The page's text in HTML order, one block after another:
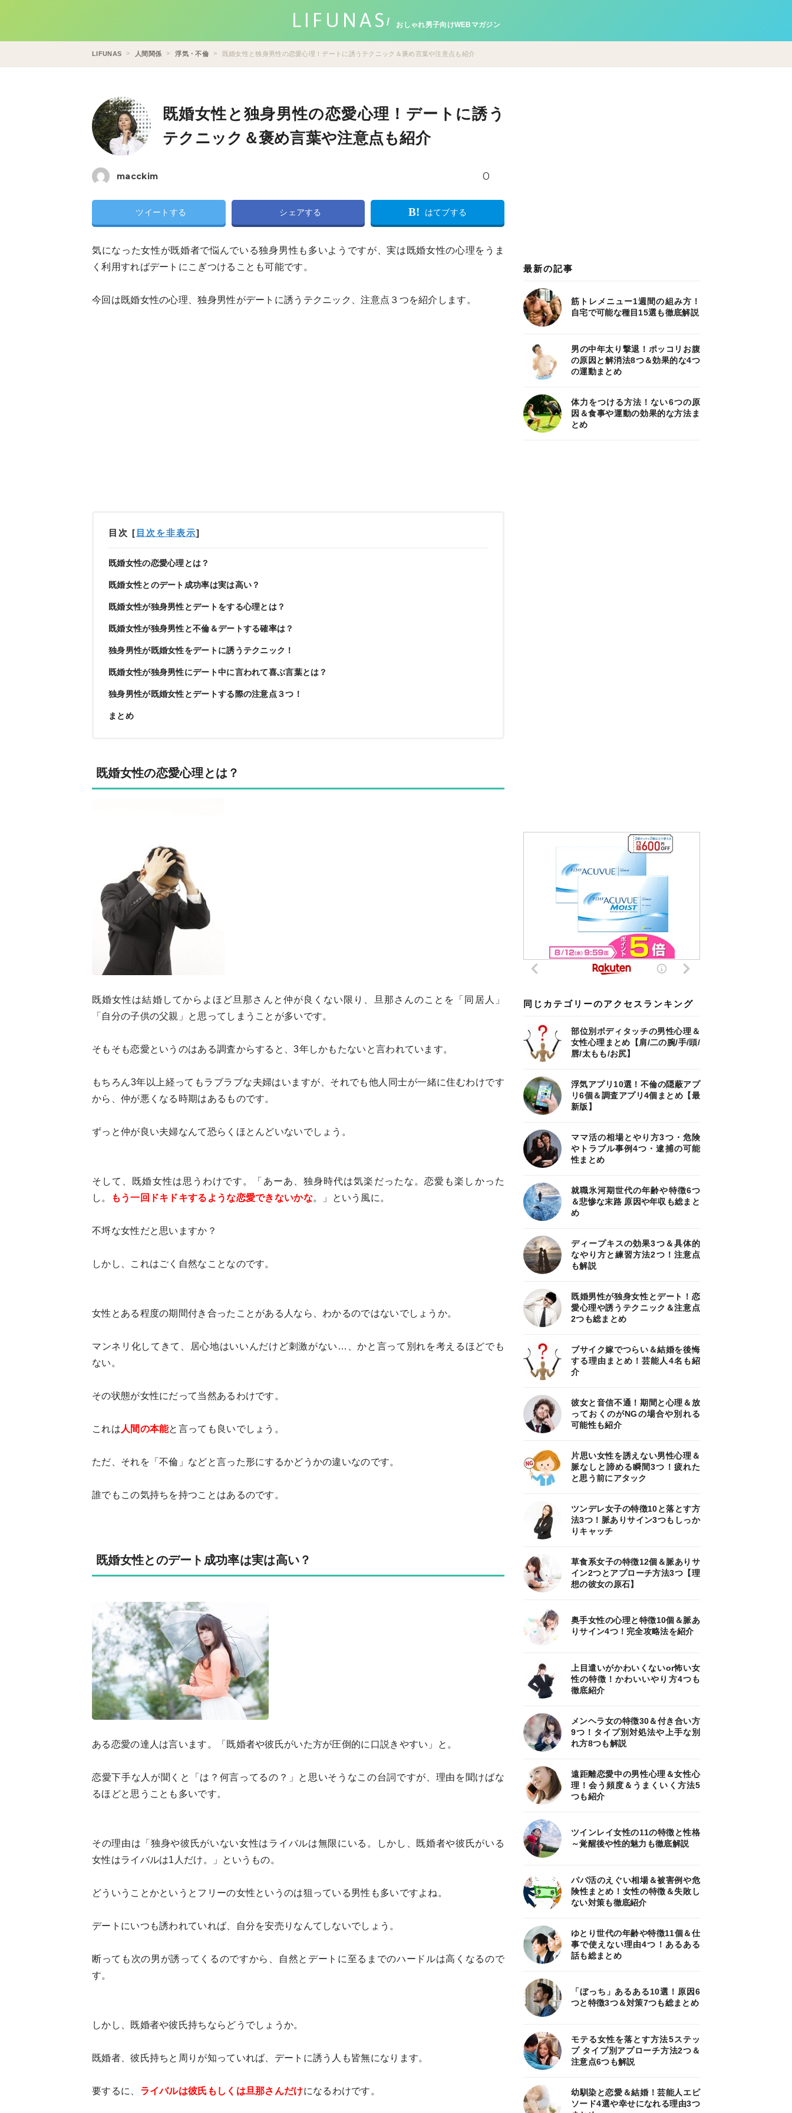
LIFUNAS おしゃれ男子向けWEBマガジン
LIFUNAS 人間関係 浮気・不倫 既婚女性と独身男性の恋愛心理！デートに誘うテクニック＆褒め言葉や注意点も紹介
既婚女性と独身男性の恋愛心理！デートに誘う
テクニック＆褒め言葉や注意点も紹介
macckim 0
ツイートする シェアする B! はてブする
気になった女性が既婚者で悩んでいる独身男性も多いようですが、実は既婚女性の心理をうま
く利用すればデートにこぎつけることも可能です。
今回は既婚女性の心理、独身男性がデートに誘うテクニック、注意点３つを紹介します。
目次 [ 目次を非表示]
既婚女性の恋愛心理とは？
既婚女性とのデート成功率は実は高い？
既婚女性が独身男性とデートをする心理とは？
既婚女性が独身男性と不倫＆デートする確率は？
独身男性が既婚女性をデートに誘うテクニック！
既婚女性が独身男性にデート中に言われて喜ぶ言葉とは？
独身男性が既婚女性とデートする際の注意点３つ！
まとめ
既婚女性の恋愛心理とは？
既婚女性は結婚してからよほど旦那さんと仲が良くない限り、旦那さんのことを「同居人」
「自分の子供の父親」と思ってしまうことが多いです。
そもそも恋愛というのはある調査からすると、3年しかもたないと言われています。
もちろん3年以上経ってもラブラブな夫婦はいますが、それでも他人同士が一緒に住むわけです
から、仲が悪くなる時期はあるものです。
ずっと仲が良い夫婦なんて恐らくほとんどいないでしょう。
そして、既婚女性は思うわけです。「あーあ、独身時代は気楽だったな。恋愛も楽しかった
し。
もう一回ドキドキするような恋愛できないかな。」という風に。
不埒な女性だと思いますか？
しかし、これはごく自然なことなのです。
女性とある程度の期間付き合ったことがある人なら、わかるのではないでしょうか。
マンネリ化してきて、居心地はいいんだけど刺激がない…、かと言って別れを考えるほどでも
ない。
その状態が女性にだって当然あるわけです。
これは 人間の本能と言っても良いでしょう。
ただ、それを「不倫」などと言った形にするかどうかの違いなのです。
誰でもこの気持ちを持つことはあるのです。
既婚女性とのデート成功率は実は高い？
ある恋愛の達人は言います。「既婚者や彼氏がいた方が圧倒的に口説きやすい」と。
恋愛下手な人が聞くと「は？何言ってるの？」と思いそうなこの台詞ですが、理由を聞けばな
るほどと思うことも多いです。
その理由は「独身や彼氏がいない女性はライバルは無限にいる。しかし、既婚者や彼氏がいる
女性はライバルは1人だけ。」というもの。
どういうことかというとフリーの女性というのは狙っている男性も多いですよね。
デートにいつも誘われていれば、自分を安売りなんてしないでしょう。
断っても次の男が誘ってくるのですから、自然とデートに至るまでのハードルは高くなるので
す。
しかし、既婚者や彼氏持ちならどうでしょうか。
既婚者、彼氏持ちと周りが知っていれば、デートに誘う人も皆無になります。
要するに、 ライバルは彼氏もしくは旦那さんだけになるわけです。
最新の記事
筋トレメニュー1週間の組み方！
自宅で可能な種目15選も徹底解説
男の中年太り撃退！ポッコリお腹
の原因と解消法8つ＆効果的な4つ
の運動まとめ
体力をつける方法！ない6つの原
因＆食事や運動の効果的な方法ま
とめ
同じカテゴリーのアクセスランキング
部位別ボディタッチの男性心理＆
女性心理まとめ【肩/二の腕/手/頭/
唇/太もも/お尻】
浮気アプリ10選！不倫の隠蔽アプ
リ6個＆調査アプリ4個まとめ【最
新版】
ママ活の相場とやり方3つ・危険
やトラブル事例4つ・逮捕の可能
性まとめ
就職氷河期世代の年齢や特徴6つ
＆悲惨な末路 原因や年収も総まと
め
ディープキスの効果3つ＆具体的
なやり方と練習方法2つ！注意点
も解説
既婚男性が独身女性とデート！恋
愛心理や誘うテクニック＆注意点
2つも総まとめ
ブサイク嫁でつらい＆結婚を後悔
する理由まとめ！芸能人4名も紹
介
彼女と音信不通！期間と心理＆放
っておくのがNGの場合や別れる
可能性も紹介
片思い女性を誘えない男性心理＆
脈なしと諦める瞬間3つ！疲れた
と思う前にアタック
ツンデレ女子の特徴10と落とす方
法3つ！脈ありサイン3つもしっか
りキャッチ
草食系女子の特徴12個＆脈ありサ
イン2つとアプローチ方法3つ【理
想の彼女の原石】
奥手女性の心理と特徴10個＆脈あ
りサイン4つ！完全攻略法を紹介
上目遣いがかわいくないor怖い女
性の特徴！かわいいやり方4つも
徹底紹介
メンヘラ女の特徴30＆付き合い方
9つ！タイプ別対処法や上手な別
れ方8つも解説
遠距離恋愛中の男性心理＆女性心
理！会う頻度＆うまくいく方法5
つも紹介
ツインレイ女性の11の特徴と性格
～覚醒後や性的魅力も徹底解説
パパ活のえぐい相場＆被害例や危
険性まとめ！女性の特徴＆失敗し
ない対策も徹底紹介
ゆとり世代の年齢や特徴11個＆仕
事で使えない理由4つ！あるある
話も総まとめ
「ぼっち」あるある10選！原因6
つと特徴3つ＆対策7つも総まとめ
モテる女性を落とす方法5ステッ
プ タイプ別アプローチ方法2つ＆
注意点6つも解説
幼馴染と恋愛＆結婚！芸能人エピ
ソード4選や幸せになれる理由3つ